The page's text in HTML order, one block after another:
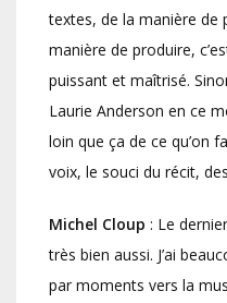
textes, de la manière de
manière de produire,
puissant et maîtrisé.
Laurie Anderson en ce
loin que ça de ce qu’on
voix, le souci du récit,
Michel Cloup : Le
très bien aussi. J’ai
par moments vers la